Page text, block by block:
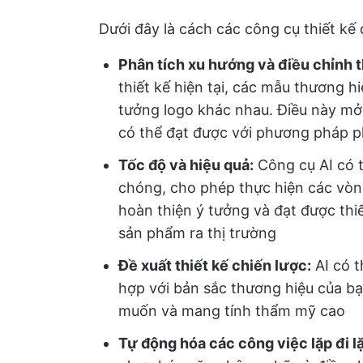
Dưới đây là cách các công cụ thiết
Phân tích xu hướng và điều chỉnh
thiết kế hiện tại, các mẫu thương
tưởng logo khác nhau. Điều này
có thể đạt được với phương pháp
Tốc độ và hiệu quả: Công cụ AI có
chóng, cho phép thực hiện các
hoàn thiện ý tưởng và đạt được
sản phẩm ra thị trường
Đề xuất thiết kế chiến lược: AI có
hợp với bản sắc thương hiệu của
muốn và mang tính thẩm mỹ cao
Tự động hóa các công việc lặp đi